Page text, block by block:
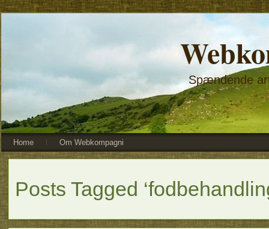
Spændende
Home Om Webkompagni
Posts Tagged